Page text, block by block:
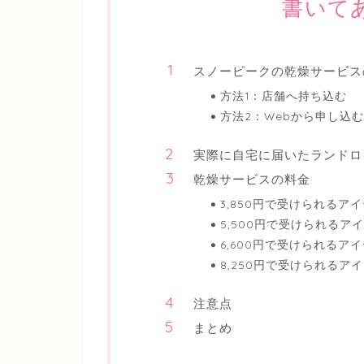
書いて
スノーピークの乾燥サービ
方法1：店舗へ持ち込む
方法2：Webから申し込む
実際に自宅に届いたランド
乾燥サービスの料金
3,850円で受けられるア
5,500円で受けられるア
6,600円で受けられるア
8,250円で受けられるア
注意点
まとめ